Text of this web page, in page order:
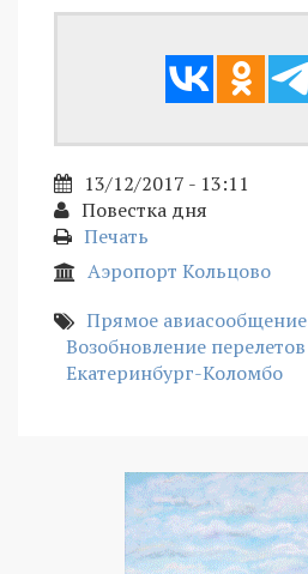
13/12/2017 - 13:11
Повестка дня
Печать
Аэропорт Кольцово
Прямое авиасообщение
Возобновление перелетов
Екатеринбург-Коломбо